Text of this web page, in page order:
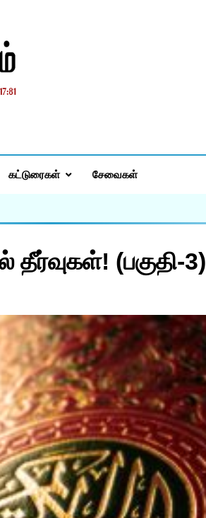
கட்டுரைகள் சேவைகள்
தீர்வுகள்! (பகுதி-3)